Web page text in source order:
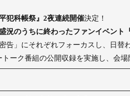
犯科帳祭』2夜連続開催決定！
のうちに終わったファンイベント
告」にそれぞれフォーカスし、日
ーク番組の公開収録を実施し、会